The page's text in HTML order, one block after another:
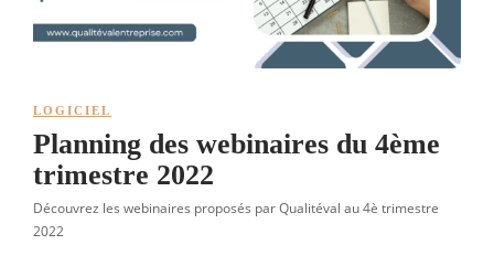
LOGICIEL
Planning des webinaires du 4ème
trimestre 2022
Découvrez les webinaires proposés par Qualitéval au 4è trimestre
2022